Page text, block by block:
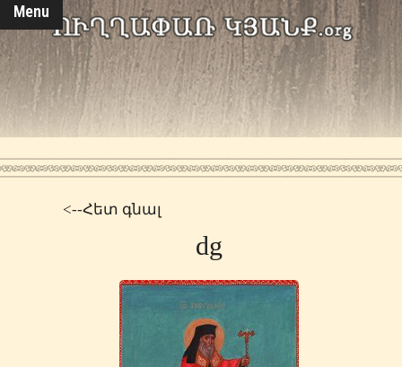
Menu
<--Հետ գնալ
dg